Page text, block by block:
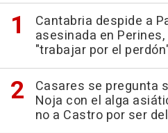
Cantabria despide a
asesinada en
"trabajar por el
Casares se pregunta
Noja con el alga
no a Castro por ser del